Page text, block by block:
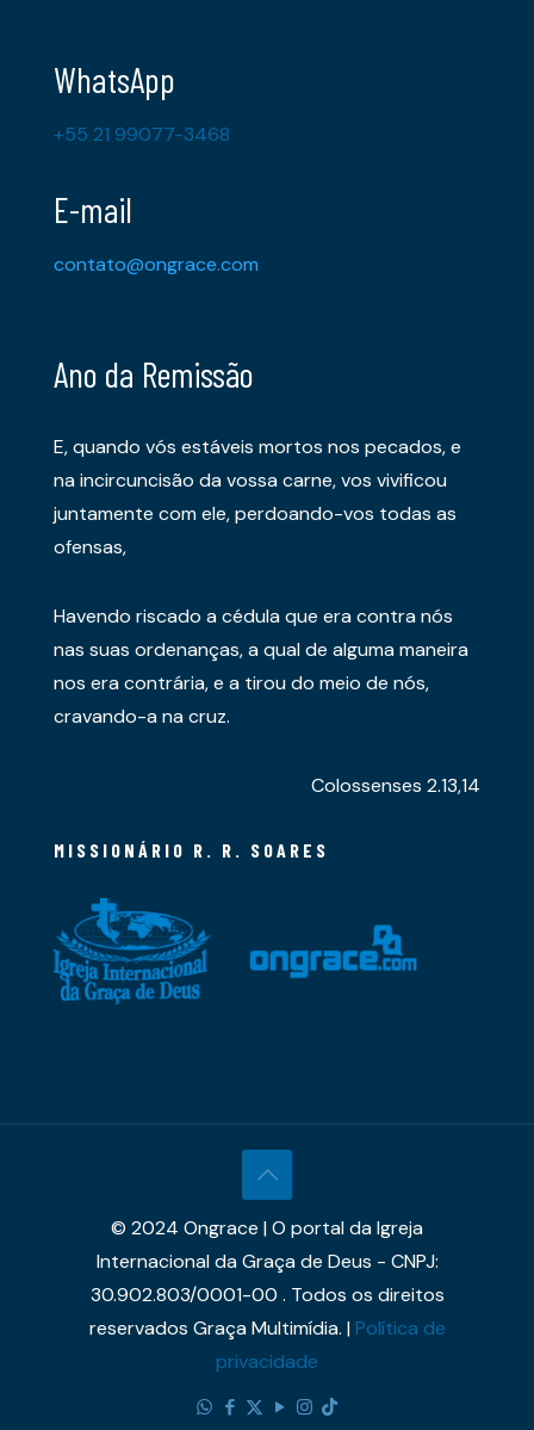
WhatsApp
+55 21 99077-3468
E-mail
contato@ongrace.com
Ano da Remissão
E, quando vós estáveis mortos nos pecados, e
na incircuncisão da vossa carne, vos vivificou
juntamente com ele, perdoando-vos todas as
ofensas,
Havendo riscado a cédula que era contra nós
nas suas ordenanças, a qual de alguma maneira
nos era contrária, e a tirou do meio de nós,
cravando-a na cruz.
Colossenses 2.13,14
MISSIONÁRIO R. R. SOARES
© 2024 Ongrace | O portal da Igreja
Internacional da Graça de Deus - CNPJ:
30.902.803/0001-00 . Todos os direitos
reservados Graça Multimídia. |Política de
privacidade